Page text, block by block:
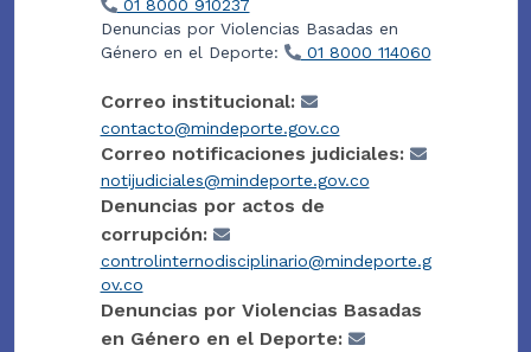
01 8000 910237
Denuncias por Violencias Basadas en
Género en el Deporte:
01 8000 114060
Correo institucional:
contacto@mindeporte.gov.co
Correo notificaciones judiciales:
notijudiciales@mindeporte.gov.co
Denuncias por actos de
corrupción:
controlinternodisciplinario@mindeporte.g
ov.co
Denuncias por Violencias Basadas
en Género en el Deporte: